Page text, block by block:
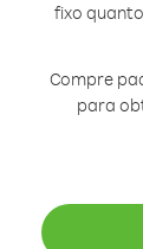
fixo
Compre
para